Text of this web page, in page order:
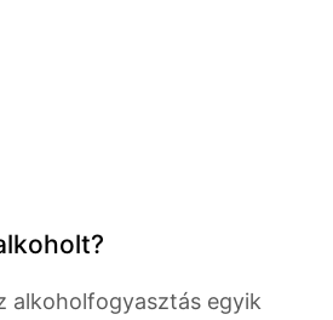
alkoholfogyasztás egyik